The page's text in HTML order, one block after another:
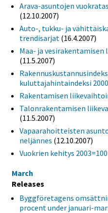
Arava-asuntojen
(12.10.2007)
Auto-, tukku- ja
trendisarjat (16.4.2007)
Maa- ja vesirakentamisen
(11.5.2007)
kuluttajahintaindeksi
Rakentamisen
Talonrakentamisen
(11.5.2007)
Vapaarahoitteisten
neljännes (12.10.2007)
Vuokrien kehitys 2003=100
March
Releases
Byggföretagens
procent under januari-